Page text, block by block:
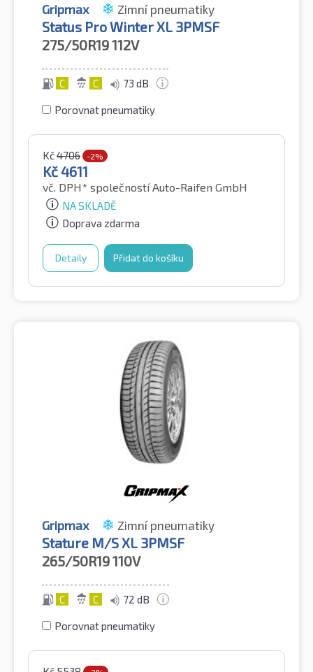
Gripmax Zimní pneumatiky
Status Pro Winter XL 3PMSF
275/50R19112V
C C 73 dB
Porovnat pneumatiky
Kč4706 -2%
Kč4611
vč. DPH* společností Auto-Raifen GmbH
NA SKLADĚ
Doprava zdarma
Detaily Přidat do košíku
Gripmax Zimní pneumatiky
Stature M/S XL 3PMSF
265/50R19110V
C C 72 dB
Porovnat pneumatiky